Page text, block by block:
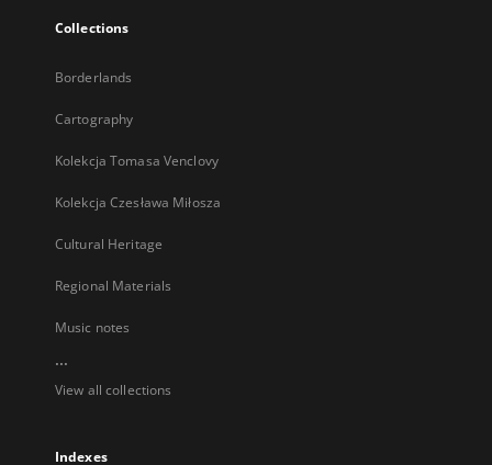
Collections
Borderlands
Cartography
Kolekcja Tomasa Venclovy
Kolekcja Czesława Miłosza
Cultural Heritage
Regional Materials
Music notes
...
View all collections
Indexes